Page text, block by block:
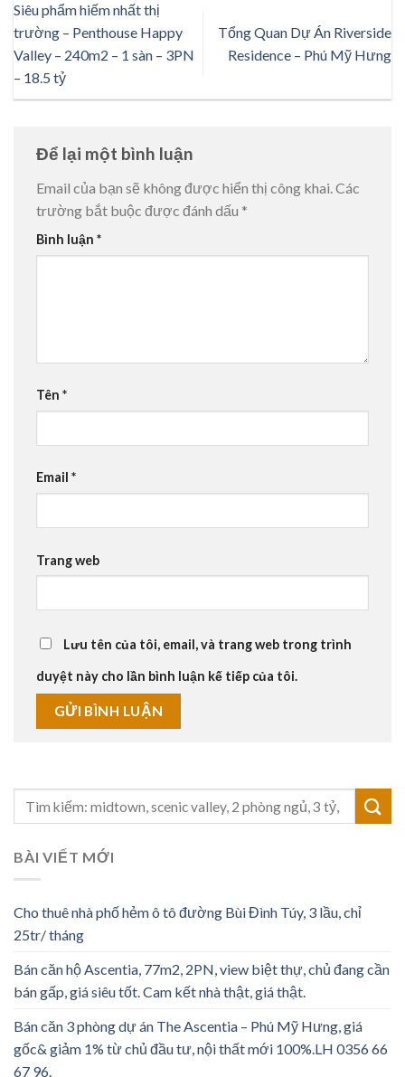
Siêu phẩm hiếm nhất thị
trường – Penthouse Happy
Valley – 240m2 – 1 sàn – 3PN
– 18.5 tỷ
Tổng Quan Dự Án Riverside
Residence – Phú Mỹ Hưng
Để lại một bình luận
Email của bạn sẽ không được hiển thị công khai.Các
trường bắt buộc được đánh dấu *
Bình luận *
Tên *
Email *
Trang web
Lưu tên của tôi, email, và trang web trong trình
duyệt này cho lần bình luận kế tiếp của tôi.
BÀI VIẾT MỚI
Cho thuê nhà phố hẻm ô tô đường Bùi Đình Túy, 3 lầu, chỉ
25tr/ tháng
Bán căn hộ Ascentia, 77m2, 2PN, view biệt thự, chủ đang cần
bán gấp, giá siêu tốt. Cam kết nhà thật, giá thật.
Bán căn 3 phòng dự án The Ascentia – Phú Mỹ Hưng, giá
gốc& giảm 1% từ chủ đầu tư, nội thất mới 100%.LH 0356 66
67 96.